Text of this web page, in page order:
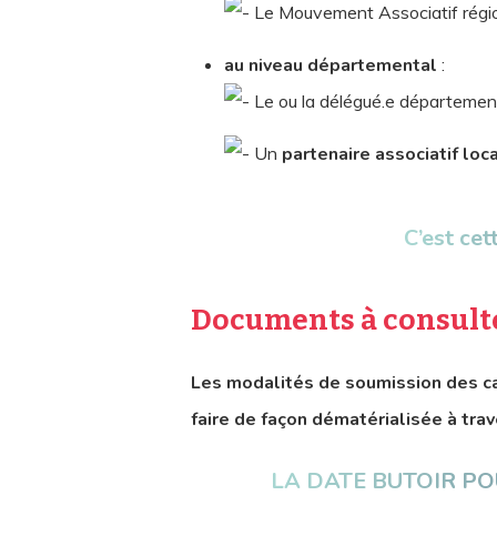
Le Mouvement Associatif
au niveau départemental :
Le ou la délégué.e
Un partenaire associatif
C’est
Documents à
Les modalités de soumission des
faire de façon dématérialisée à
LA DATE BUTOIR